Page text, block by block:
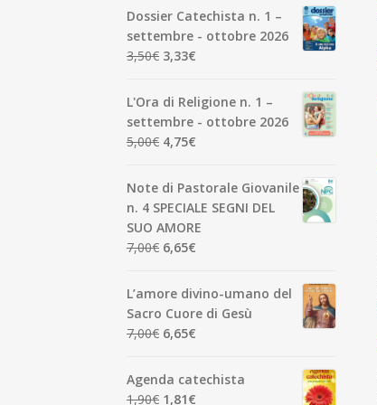
Dossier Catechista n. 1 –
settembre - ottobre 2026
3,50€ Il
originale
era:
3,50€.
3,33€
attuale
è:
L'Ora di Religione n. 1 –
settembre - ottobre 2026
5,00€ Il
originale
era:
5,00€.
4,75€
attuale
è:
4,75€.
Note di Pastorale Giovanile
n. 4 SPECIALE SEGNI DEL
SUO AMORE
7,00€ Il
originale
era:
7,00€.
6,65€
attuale
L’amore divino-umano del
Sacro Cuore di Gesù
7,00€ Il
originale
era:
6,65€
attuale
Agenda catechista
1,90€ Il
1,81€